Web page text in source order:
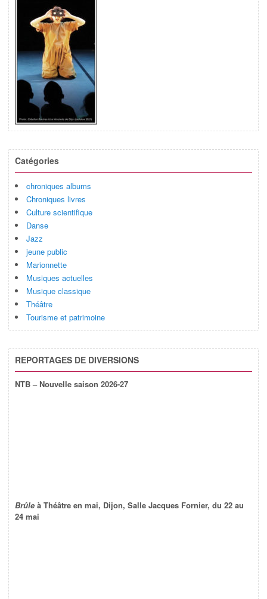
Catégories
chroniques albums
Chroniques livres
Culture scientifique
Danse
Jazz
jeune public
Marionnette
Musiques actuelles
Musique classique
Théâtre
Tourisme et patrimoine
REPORTAGES DE DIVERSIONS
NTB – Nouvelle saison 2026-27
Brûle à Théâtre en mai, Dijon, Salle Jacques Fornier, du 22 au
24 mai